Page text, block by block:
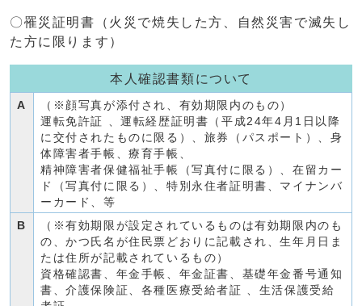
〇罹災証明書（火災で焼失した方、自然災害で滅失し
た方に限ります）
本人確認書類について
A
（※顔写真が添付され、有効期限内のもの）
運転免許証 、運転経歴証明書（平成24年4月1日以降
に交付されたものに限る）、旅券（パスポート）、身
体障害者手帳、療育手帳、
精神障害者保健福祉手帳（写真付に限る）、在留カー
ド（写真付に限る）、特別永住者証明書、マイナンバ
ーカード、等
B
（※有効期限が設定されているものは有効期限内のも
の、かつ氏名が住民票どおりに記載され、生年月日ま
たは住所が記載されているもの）
資格確認書、年金手帳、年金証書、基礎年金番号通知
書、介護保険証、各種医療受給者証 、生活保護受給